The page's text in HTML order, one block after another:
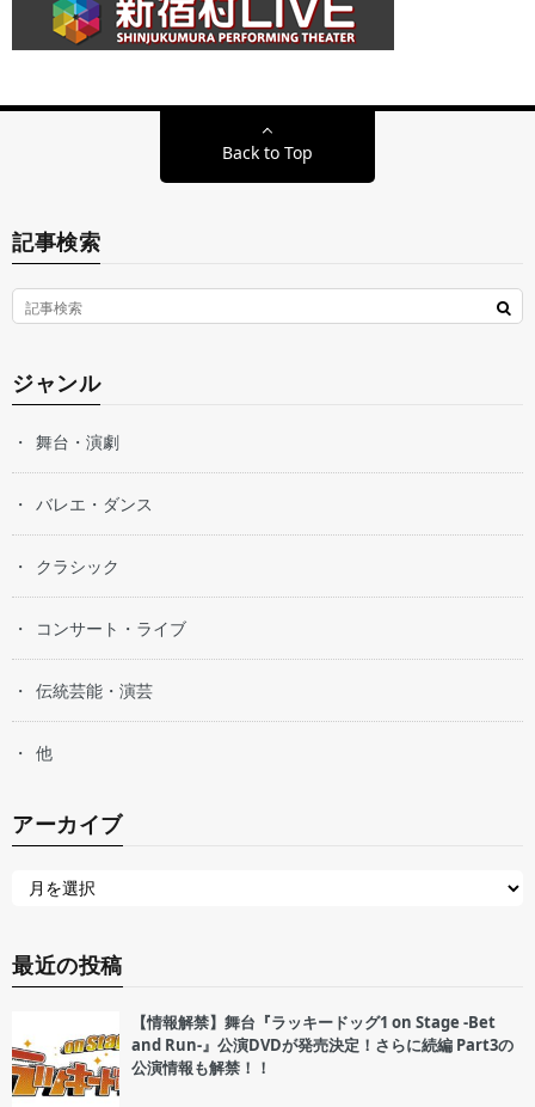
Back to Top
記事検索
ジャンル
舞台・演劇
バレエ・ダンス
クラシック
コンサート・ライブ
伝統芸能・演芸
他
アーカイブ
最近の投稿
【情報解禁】舞台『ラッキードッグ1 on Stage -Bet
and Run-』公演DVDが発売決定！さらに続編 Part3の
公演情報も解禁！！